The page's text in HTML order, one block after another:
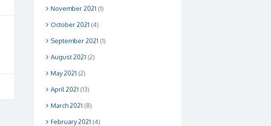
November 2021 (1)
October 2021 (4)
September 2021 (1)
August 2021 (2)
May 2021 (2)
April 2021 (13)
March 2021 (8)
February 2021 (4)